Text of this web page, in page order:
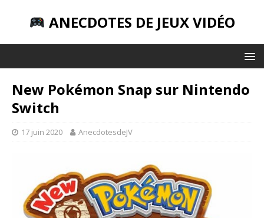
ANECDOTES DE JEUX VIDÉO
New Pokémon Snap sur Nintendo
Switch
17 juin 2020 AnecdotesdeJV